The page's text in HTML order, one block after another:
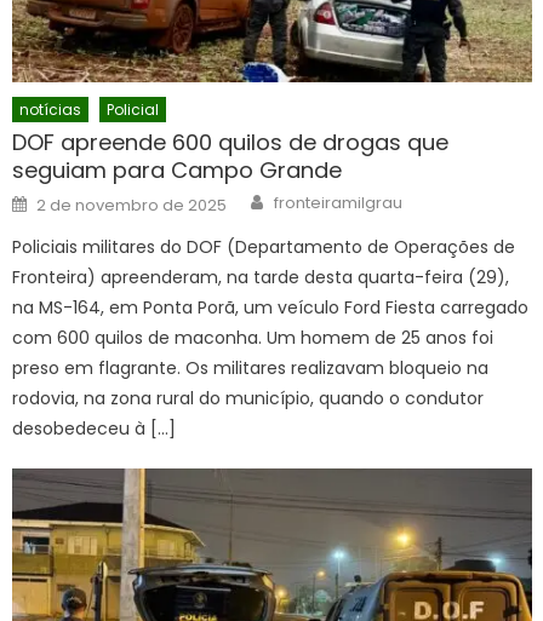
notícias Policial
DOF apreende 600 quilos de drogas que
seguiam para Campo Grande
Posted
on
2 de novembro de 2025 Author
fronteiramilgrau
Policiais militares do DOF (Departamento de Operações de
Fronteira) apreenderam, na tarde desta quarta-feira (29),
na MS-164, em Ponta Porã, um veículo Ford Fiesta carregado
com 600 quilos de maconha. Um homem de 25 anos foi
preso em flagrante. Os militares realizavam bloqueio na
rodovia, na zona rural do município, quando o condutor
desobedeceu à […]